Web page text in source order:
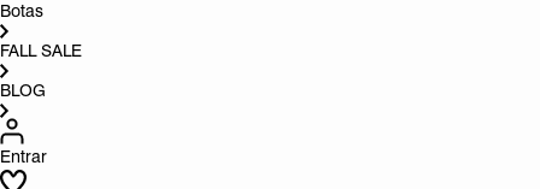
Botas
FALL SALE
BLOG
Entrar